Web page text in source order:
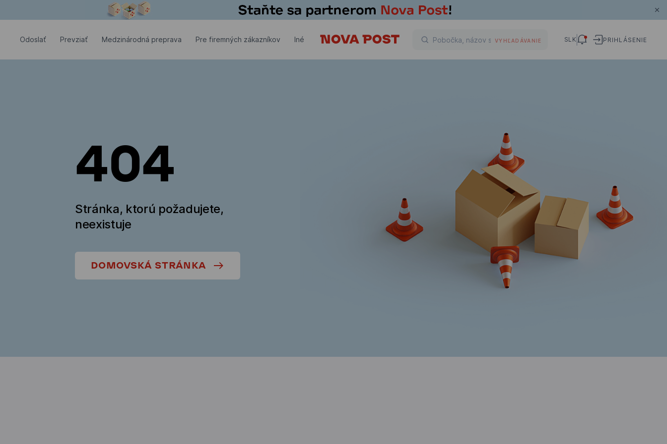
Odoslať Prevziať Medzinárodná preprava Pre firemných zákazníkov Iné VYHĽADÁVANIE SLK PRIHLÁSENIE
404
Stránka, ktorú požadujete,
neexistuje
DOMOVSKÁ STRÁNKA